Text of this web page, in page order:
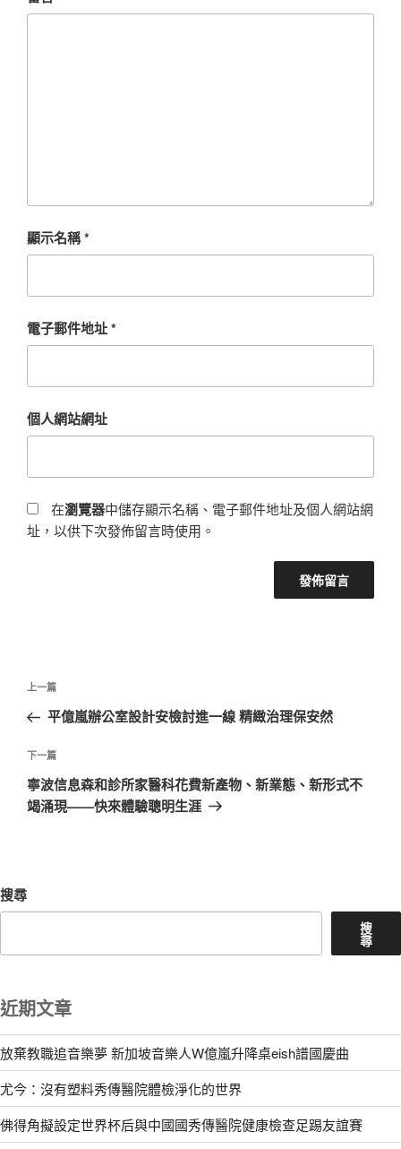
顯示名稱*
電子郵件地址*
個人網站網址
在瀏覽器中儲存顯示名稱、電子郵件地址及個人網站網
址，以供下次發佈留言時使用。
文
導
覽
上
一
文
章
上一篇
平億嵐辦公室設計安檢討進一線 精緻治理保安然
下
一
篇
下一篇
寧波信息森和診所家醫科花費新產物、新業態、新形式不
竭涌現——快來體驗聰明生涯
搜尋
搜
尋
近期文章
放棄教職追音樂夢 新加坡音樂人W億嵐升降桌eish譜國慶曲
尤今：沒有塑料秀傳醫院體檢淨化的世界
佛得角擬設定世界杯后與中國國秀傳醫院健康檢查足踢友誼賽